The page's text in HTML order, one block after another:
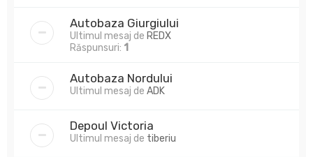
Autobaza Giurgiului
Ultimul mesaj de REDX
Răspunsuri: 1
Autobaza Nordului
Ultimul mesaj de ADK
Depoul Victoria
Ultimul mesaj de tiberiu